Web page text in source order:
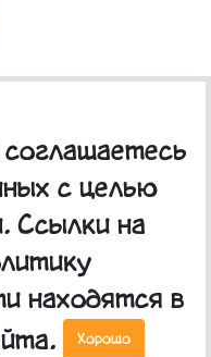
с целью
Ссылки на
находятся в
Хорошо